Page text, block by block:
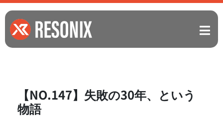
【NO.147】失敗の30年、という
物語